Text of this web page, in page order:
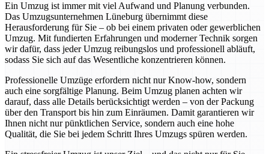
Ein Umzug ist immer mit viel Aufwand und Planung verbunden.
Das Umzugsunternehmen Lüneburg übernimmt diese
Herausforderung für Sie – ob bei einem privaten oder gewerblichen
Umzug. Mit fundierten Erfahrungen und moderner Technik sorgen
wir dafür, dass jeder Umzug reibungslos und professionell abläuft,
sodass Sie sich auf das Wesentliche konzentrieren können.
Professionelle Umzüge erfordern nicht nur Know-how, sondern
auch eine sorgfältige Planung. Beim Umzug planen achten wir
darauf, dass alle Details berücksichtigt werden – von der Packung
über den Transport bis hin zum Einräumen. Damit garantieren wir
Ihnen nicht nur pünktlichen Service, sondern auch eine hohe
Qualität, die Sie bei jedem Schritt Ihres Umzugs spüren werden.